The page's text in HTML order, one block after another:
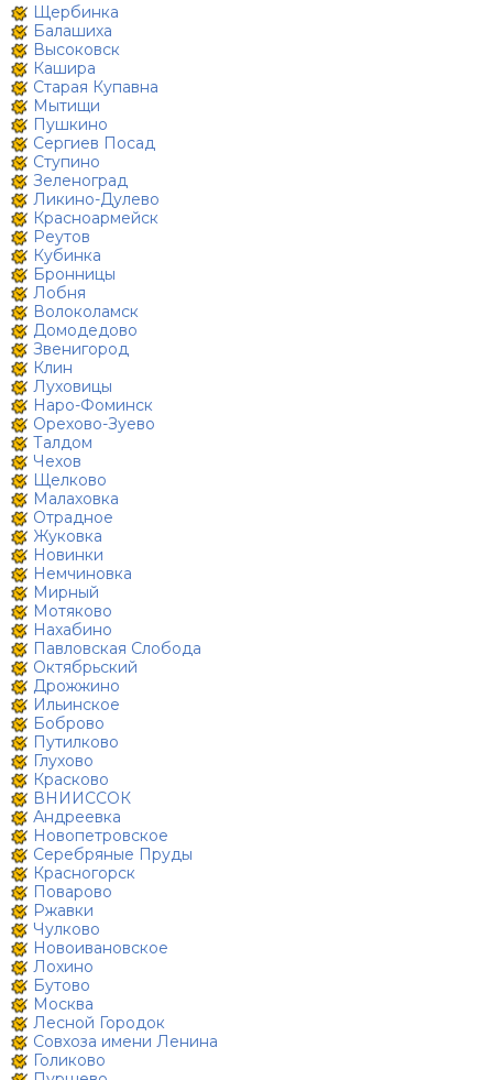
Щербинка
Балашиха
Высоковск
Кашира
Старая Купавна
Мытищи
Пушкино
Сергиев Посад
Ступино
Зеленоград
Ликино-Дулево
Красноармейск
Реутов
Кубинка
Бронницы
Лобня
Волоколамск
Домодедово
Звенигород
Клин
Луховицы
Наро-Фоминск
Орехово-Зуево
Талдом
Чехов
Щелково
Малаховка
Отрадное
Жуковка
Новинки
Немчиновка
Мирный
Мотяково
Нахабино
Павловская Слобода
Октябрьский
Дрожжино
Ильинское
Боброво
Путилково
Глухово
Красково
ВНИИССОК
Андреевка
Новопетровское
Серебряные Пруды
Красногорск
Поварово
Ржавки
Чулково
Новоивановское
Лохино
Бутово
Москва
Лесной Городок
Совхоза имени Ленина
Голиково